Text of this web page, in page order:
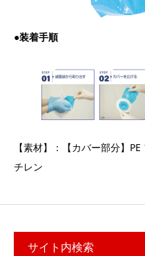
●装着手順
【素材】：【カバー部分】
チレン
サイト内検索